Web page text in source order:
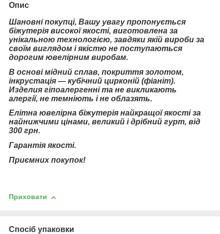
Опис
Шановні покупці, Вашу увагу пропонується
біжутерія високої якості, виготовлена за
унікальною технологією, завдяки якій вироби за
своїм виглядом і якістю не поступаються
дорогим ювелірним виробам.
В основі мідний сплав, покриття золотом,
інкрустація — кубічний цирконій (фіаніт).
Изделия гіпоалергенні та не викликають
алергії, не темніють і не облазять.
Елітна ювелірна біжутерія найкращої якості за
найнижчими цінами, великий і дрібний гурт, від
300 грн.
Гарантія якості.
Приємних покупок!
Приховати
Спосіб упаковки